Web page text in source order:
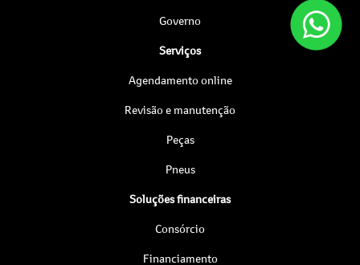
Governo
Serviços
Agendamento online
Revisão e manutenção
Peças
Pneus
Soluções financeiras
Consórcio
Financiamento